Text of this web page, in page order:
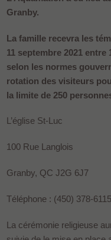
Granby.
La famille recevra les
11 septembre 2021
selon les normes
rotation des visiteurs
la limite de 250
L’église St-Luc
100 Rue Langlois
Granby, QC J2G 6J7
Téléphone : (450) 378-6115
La cérémonie religieuse